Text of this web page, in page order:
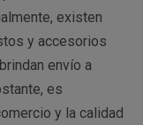
existen
y accesorios
envío a
es
y la calidad